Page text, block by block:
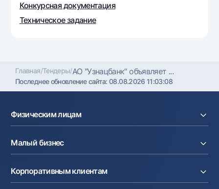
Следите за нами в соцсетях
Конкурсная документация
Техническое задание
Главная/Тендеры/АО "Узнацбанк" объявляет ...
Последнее обновление сайта:08.08.2026 11:03:08
Физическим лицам
Вклады
Карты
Курсы валют
Денежные переводы
Тарифы
Малый бизнес
Кредиты
Эквайринг
Корпоративным клиентам